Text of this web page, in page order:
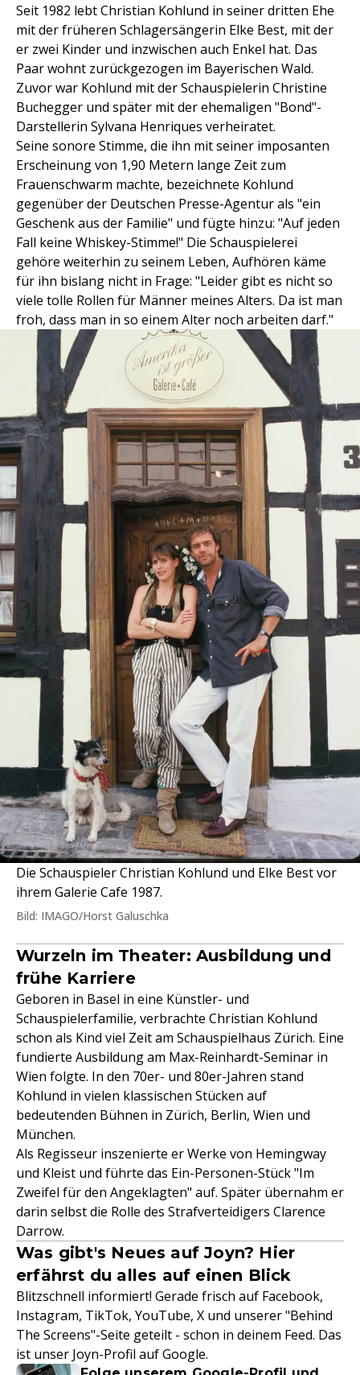
Seit 1982 lebt Christian Kohlund in seiner dritten Ehe
mit der früheren Schlagersängerin Elke Best, mit der
er zwei Kinder und inzwischen auch Enkel hat. Das
Paar wohnt zurückgezogen im Bayerischen Wald.
Zuvor war Kohlund mit der Schauspielerin Christine
Buchegger und später mit der ehemaligen "Bond"-
Darstellerin Sylvana Henriques verheiratet.
Seine sonore Stimme, die ihn mit seiner imposanten
Erscheinung von 1,90 Metern lange Zeit zum
Frauenschwarm machte, bezeichnete Kohlund
gegenüber der Deutschen Presse-Agentur als "ein
Geschenk aus der Familie" und fügte hinzu: "Auf jeden
Fall keine Whiskey-Stimme!" Die Schauspielerei
gehöre weiterhin zu seinem Leben, Aufhören käme
für ihn bislang nicht in Frage: "Leider gibt es nicht so
viele tolle Rollen für Männer meines Alters. Da ist man
froh, dass man in so einem Alter noch arbeiten darf."
Die Schauspieler Christian Kohlund und Elke Best vor
ihrem Galerie Cafe 1987.
Bild: IMAGO/Horst Galuschka
Wurzeln im Theater: Ausbildung und
frühe Karriere
Geboren in Basel in eine Künstler- und
Schauspielerfamilie, verbrachte Christian Kohlund
schon als Kind viel Zeit am Schauspielhaus Zürich. Eine
fundierte Ausbildung am Max-Reinhardt-Seminar in
Wien folgte. In den 70er- und 80er-Jahren stand
Kohlund in vielen klassischen Stücken auf
bedeutenden Bühnen in Zürich, Berlin, Wien und
München.
Als Regisseur inszenierte er Werke von Hemingway
und Kleist und führte das Ein-Personen-Stück "Im
Zweifel für den Angeklagten" auf. Später übernahm er
darin selbst die Rolle des Strafverteidigers Clarence
Darrow.
Was gibt's Neues auf Joyn? Hier
erfährst du alles auf einen Blick
Blitzschnell informiert! Gerade frisch auf Facebook,
Instagram, TikTok, YouTube, X und unserer "Behind
The Screens"-Seite geteilt - schon in deinem Feed. Das
ist unser Joyn-Profil auf Google.